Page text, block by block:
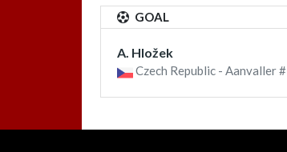
GOAL
A. Hložek
Czech Republic - Aanvaller #